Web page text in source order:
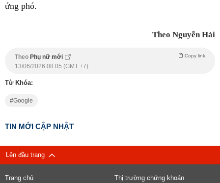
ứng phó.
Theo Nguyễn Hải
Theo Phụ nữ mới Copy link
13/06/2026 08:05 (GMT +7)
Từ Khóa:
Google
TIN MỚI CẬP NHẬT
Lên đầu trang
Trang chủ Thị trường chứng khoán